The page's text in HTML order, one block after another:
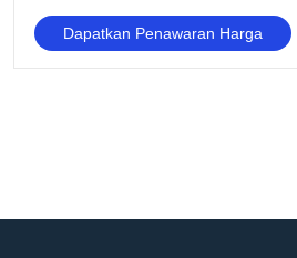
Dapatkan Penawaran Harga